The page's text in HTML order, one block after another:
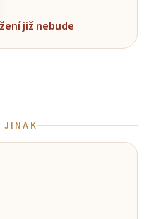
již nebude
JINAK